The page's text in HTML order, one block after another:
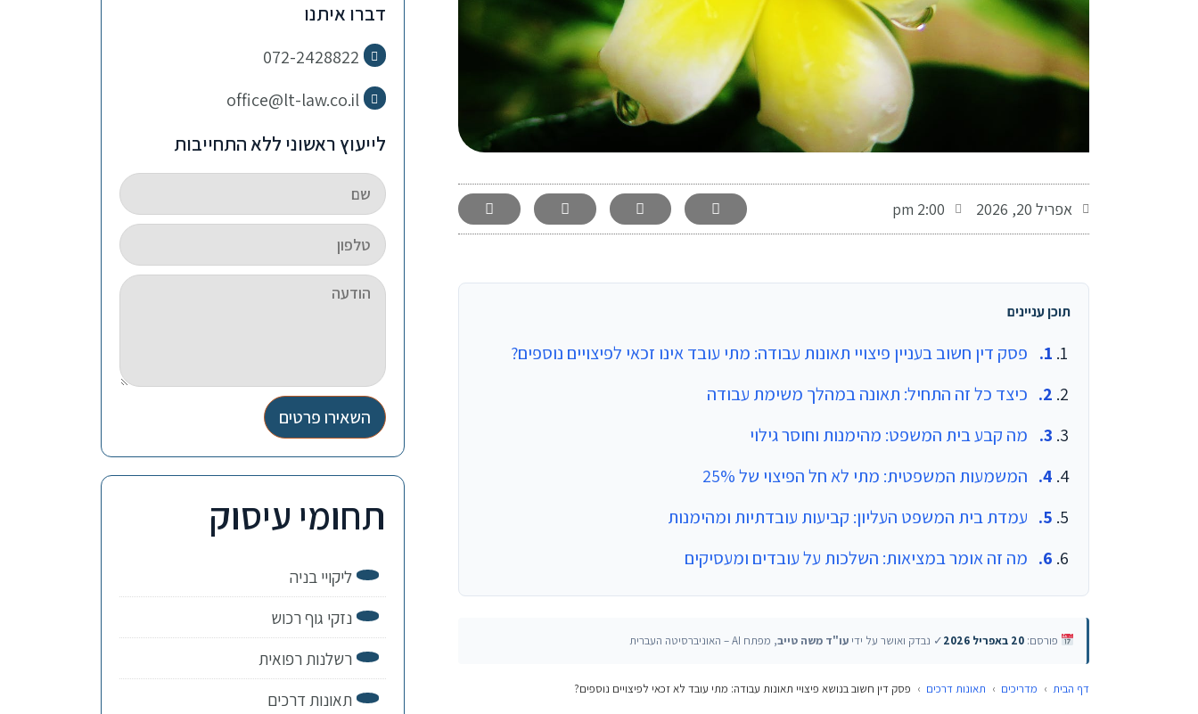
אפריל 20, 2026 2:00 pm
תוכן עניינים
פסק דין חשוב בעניין פיצויי תאונות עבודה: מתי עובד אינו זכאי לפיצויים נוספים?
כיצד כל זה התחיל: תאונה במהלך משימת עבודה
מה קבע בית המשפט: מהימנות וחוסר גילוי
המשמעות המשפטית: מתי לא חל הפיצוי של 25%
עמדת בית המשפט העליון: קביעות עובדתיות ומהימנות
מה זה אומר במציאות: השלכות על עובדים ומעסיקים
פורסם: 20 באפריל 2026 ✓ נבדק ואושר על ידי עו"ד משה טייב, מפתח AI – האוניברסיטה העברית
דף הבית › מדריכים › תאונות דרכים › פסק דין חשוב בנושא פיצויי תאונות עבודה: מתי עובד לא זכאי לפיצויים נוספים?
דברו איתנו
072-2428822
office@lt-law.co.il
לייעוץ ראשוני ללא התחייבות
השאירו פרטים
תחומי עיסוק
ליקויי בניה
נזקי גוף רכוש
רשלנות רפואית
תאונות דרכים